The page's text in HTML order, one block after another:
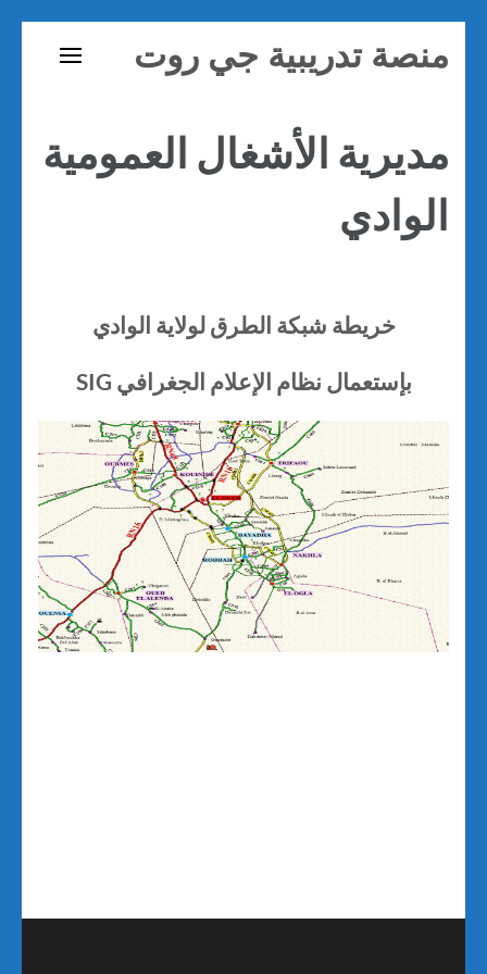
إلى
Enter)
منصة تدريبية جي روت
مديرية الأشغال العمومية
الوادي
خريطة شبكة الطرق لولاية الوادي
بإستعمال نظام الإعلام الجغرافي SIG